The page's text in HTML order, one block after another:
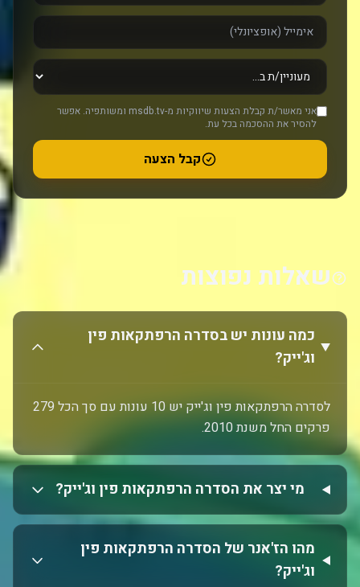
אני מאשר/ת קבלת הצעות שיווקיות מ-msdb.tv ומשותפיה. אפשר
להסיר את ההסכמה בכל עת.
קבל הצעה
שאלות נפוצות
כמה עונות יש בסדרה הרפתקאות פין
וג'ייק?
לסדרה הרפתקאות פין וג'ייק יש 10 עונות עם סך הכל 279
פרקים החל משנת 2010.
מי יצר את הסדרה הרפתקאות פין וג'ייק?
מהו הז'אנר של הסדרה הרפתקאות פין
וג'ייק?